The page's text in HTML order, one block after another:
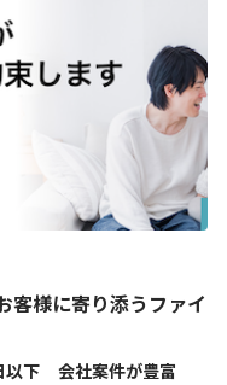
客様に寄り添うファイ
以下
会社案件が豊富